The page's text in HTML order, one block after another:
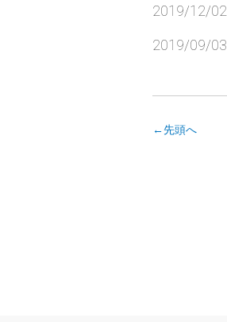
2019/12/02
2019/09/03
←先頭へ